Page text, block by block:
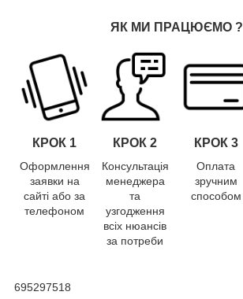
ЯК МИ ПРАЦЮЄМО ?
КРОК 1 КРОК 2 КРОК 3
Оформлення
заявки на
сайті або за
телефоном
Консультація
менеджера
та
узгодження
всіх нюансів
за потреби
Оплата
зручним
способом
695297518